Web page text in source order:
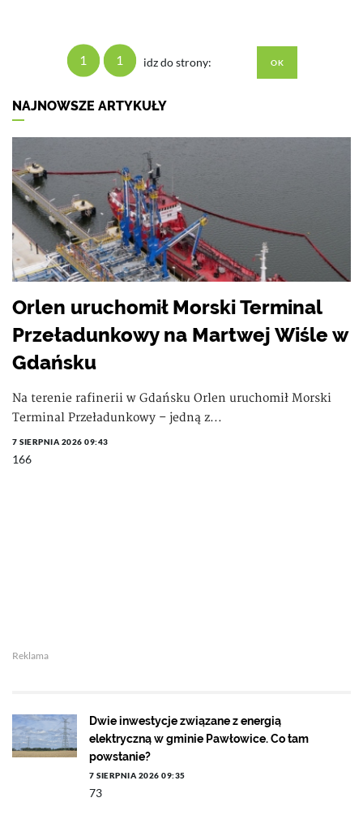
1 1 idz do strony:
NAJNOWSZE ARTYKUŁY
Orlen uruchomił Morski Terminal
Przeładunkowy na Martwej Wiśle w
Gdańsku
Na terenie rafinerii w Gdańsku Orlen uruchomił Morski
Terminal Przeładunkowy – jedną z...
7 SIERPNIA 2026 09:43
166
Reklama
Dwie inwestycje związane z energią
elektryczną w gminie Pawłowice. Co tam
powstanie?
7 SIERPNIA 2026 09:35
73